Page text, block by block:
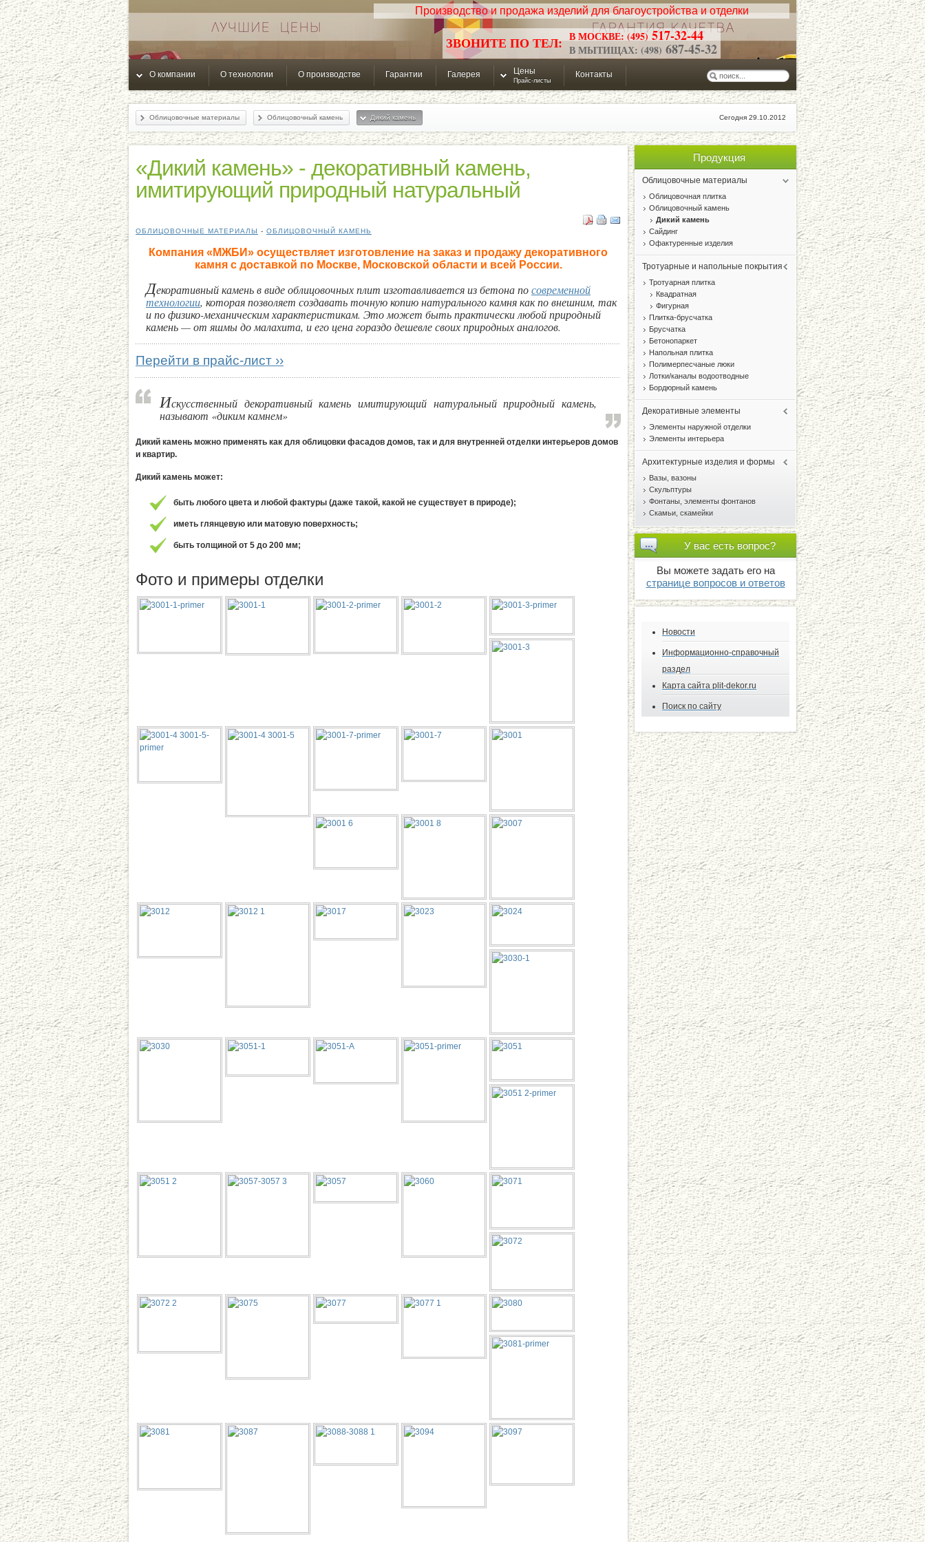
Производство и продажа изделий для благоустройства и отделки
ЗВОНИТЕ ПО ТЕЛ:В МОСКВЕ: (495)517-32-44
В МЫТИЩАХ: (498) 687-45-32
О компании О технологии О производстве Гарантии Галерея Цены
Прайс-листы
Контакты
Облицовочные материалы Облицовочный камень Дикий камень Сегодня 29.10.2012
«Дикий камень» - декоративный камень,
имитирующий природный натуральный
ОБЛИЦОВОЧНЫЕ МАТЕРИАЛЫ - ОБЛИЦОВОЧНЫЙ КАМЕНЬ
Компания «МЖБИ» осуществляет изготовление на заказ и продажу декоративного
камня с доставкой по Москве, Московской области и всей России.
Декоративный камень в виде облицовочных плит изготавливается из бетона посовременной
технологии, которая позволяет создавать точную копию натурального камня как по внешним, так
и по физико-механическим характеристикам. Это может быть практически любой природный
камень — от яшмы до малахита, и его цена гораздо дешевле своих природных аналогов.
Перейти в прайс-лист ››
Искусственный декоративный камень имитирующий натуральный природный камень,
называют «диким камнем»
Дикий камень можно применять как для облицовки фасадов домов, так и для внутренней отделки интерьеров домов
и квартир.
Дикий камень может:
быть любого цвета и любой фактуры (даже такой, какой не существует в природе);
иметь глянцевую или матовую поверхность;
быть толщиной от 5 до 200 мм;
Фото и примеры отделки
Продукция
Облицовочные материалы
Облицовочная плитка
Облицовочный камень
Дикий камень
Сайдинг
Офактуренные изделия
Тротуарные и напольные покрытия
Тротуарная плитка
Квадратная
Фигурная
Плитка-брусчатка
Брусчатка
Бетонопаркет
Напольная плитка
Полимерпесчаные люки
Лотки/каналы водоотводные
Бордюрный камень
Декоративные элементы
Элементы наружной отделки
Элементы интерьера
Архитектурные изделия и формы
Вазы, вазоны
Скульптуры
Фонтаны, элементы фонтанов
Скамьи, скамейки
У вас есть вопрос?
Вы можете задать его на
странице вопросов и ответов
Новости
Информационно-справочный
раздел
Карта сайта plit-dekor.ru
Поиск по сайту